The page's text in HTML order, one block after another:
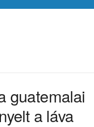
guatemalai
a láva